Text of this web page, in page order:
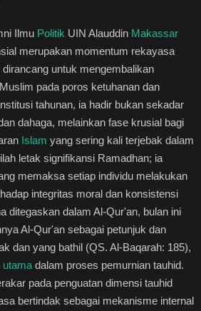
Ilmu Politik UIN Alauddin Makassar
merupakan momentum rekayasa
untuk mengembalikan
pada poros ketuhanan dan
tahunan, ia hadir bukan sekadar
dahaga, melainkan fase krusial bagi
Islam yang sering kali terjebak dalam
letak signifikansi Ramadhan; ia
memaksa setiap individu melakukan
integritas moral dan konsistensi
ditegaskan dalam Al-Qur'an, bulan ini
Al-Qur'an sebagai petunjuk dan
dan yang bathil (QS. Al-Baqarah: 185),
utama dalam proses pemurnian tauhid.
pada penguatan dimensi tauhid
bertindak sebagai mekanisme internal